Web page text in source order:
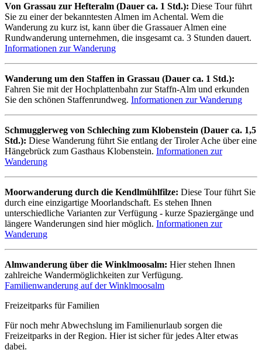
Von Grassau zur Hefteralm (Dauer ca. 1 Std.): Diese Tour führt
Sie zu einer der bekanntesten Almen im Achental. Wem die
Wanderung zu kurz ist, kann über die Grassauer Almen eine
Rundwanderung unternehmen, die insgesamt ca. 3 Stunden dauert.
Informationen zur Wanderung
Wanderung um den Staffen in Grassau (Dauer ca. 1 Std.):
Fahren Sie mit der Hochplattenbahn zur Staffn-Alm und erkunden
Sie den schönen Staffenrundweg. Informationen zur Wanderung
Schmugglerweg von Schleching zum Klobenstein (Dauer ca. 1,5
Std.): Diese Wanderung führt Sie entlang der Tiroler Ache über eine
Hängebrück zum Gasthaus Klobenstein. Informationen zur
Wanderung
Moorwanderung durch die Kendlmühlfilze: Diese Tour führt Sie
durch eine einzigartige Moorlandschaft. Es stehen Ihnen
unterschiedliche Varianten zur Verfügung - kurze Spaziergänge und
längere Wanderungen sind hier möglich. Informationen zur
Wanderung
Almwanderung über die Winklmoosalm: Hier stehen Ihnen
zahlreiche Wandermöglichkeiten zur Verfügung.
Familienwanderung auf der Winklmoosalm
Freizeitparks für Familien
Für noch mehr Abwechslung im Familienurlaub sorgen die
Freizeitparks in der Region. Hier ist sicher für jedes Alter etwas
dabei.